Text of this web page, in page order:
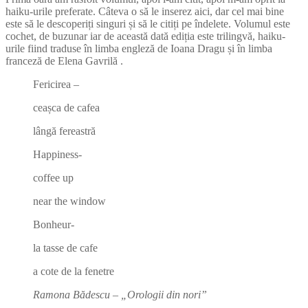
haiku-urile preferate. Câteva o să le inserez aici, dar cel mai bine
este să le descoperiți singuri și să le citiți pe îndelete. Volumul este
cochet, de buzunar iar de această dată ediția este trilingvă, haiku-
urile fiind traduse în limba engleză de Ioana Dragu și în limba
franceză de Elena Gavrilă .
Fericirea –
ceașca de cafea
lângă fereastră
Happiness-
coffee up
near the window
Bonheur-
la tasse de cafe
a cote de la fenetre
Ramona Bădescu – „Orologii din nori”